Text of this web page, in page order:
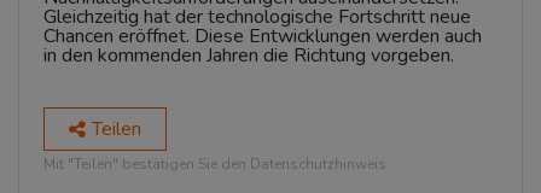
Gleichzeitig hat der technologische Fortschritt neue
Chancen eröffnet. Diese Entwicklungen werden auch
in den kommenden Jahren die Richtung vorgeben.
Teilen
Mit "Teilen" bestätigen Sie den Datenschutzhinweis.